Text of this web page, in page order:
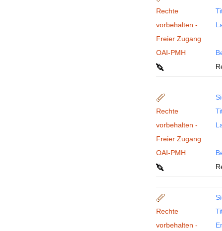
Rechte
vorbehalten -
Freier Zugang
OAI-PMH
Rechte
vorbehalten -
Freier Zugang
OAI-PMH
Rechte
vorbehalten -